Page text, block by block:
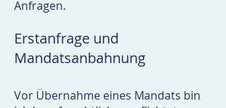
Anfragen.
Erstanfrage und
Mandatsanbahnung
Vor Übernahme eines Mandats bin